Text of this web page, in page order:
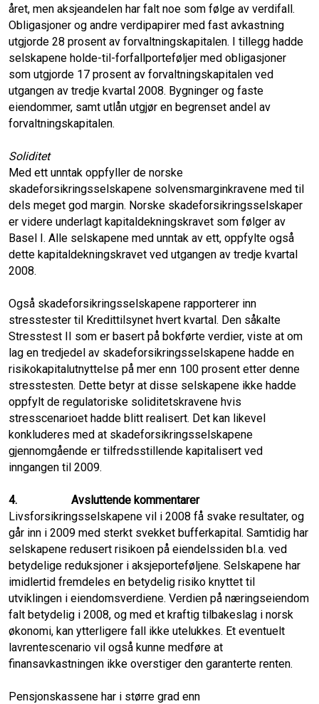
året, men aksjeandelen har falt noe som følge av verdifall.
Obligasjoner og andre verdipapirer med fast avkastning
utgjorde 28 prosent av forvaltningskapitalen. I tillegg hadde
selskapene holde-til-forfallporteføljer med obligasjoner
som utgjorde 17 prosent av forvaltningskapitalen ved
utgangen av tredje kvartal 2008. Bygninger og faste
eiendommer, samt utlån utgjør en begrenset andel av
forvaltningskapitalen.
Soliditet
Med ett unntak oppfyller de norske
skadeforsikringsselskapene solvensmarginkravene med til
dels meget god margin. Norske skadeforsikringsselskaper
er videre underlagt kapitaldekningskravet som følger av
Basel I. Alle selskapene med unntak av ett, oppfylte også
dette kapitaldekningskravet ved utgangen av tredje kvartal
2008.
Også skadeforsikringsselskapene rapporterer inn
stresstester til Kredittilsynet hvert kvartal. Den såkalte
Stresstest II som er basert på bokførte verdier, viste at om
lag en tredjedel av skadeforsikringsselskapene hadde en
risikokapitalutnyttelse på mer enn 100 prosent etter denne
stresstesten. Dette betyr at disse selskapene ikke hadde
oppfylt de regulatoriske soliditetskravene hvis
stresscenarioet hadde blitt realisert. Det kan likevel
konkluderes med at skadeforsikringsselskapene
gjennomgående er tilfredsstillende kapitalisert ved
inngangen til 2009.
4. Avsluttende kommentarer
Livsforsikringsselskapene vil i 2008 få svake resultater, og
går inn i 2009 med sterkt svekket bufferkapital. Samtidig har
selskapene redusert risikoen på eiendelssiden bl.a. ved
betydelige reduksjoner i aksjeporteføljene. Selskapene har
imidlertid fremdeles en betydelig risiko knyttet til
utviklingen i eiendomsverdiene. Verdien på næringseiendom
falt betydelig i 2008, og med et kraftig tilbakeslag i norsk
økonomi, kan ytterligere fall ikke utelukkes. Et eventuelt
lavrentescenario vil også kunne medføre at
finansavkastningen ikke overstiger den garanterte renten.
Pensjonskassene har i større grad enn